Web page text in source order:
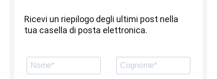
Ricevi un riepilogo degli ultimi post nella
tua casella di posta elettronica.